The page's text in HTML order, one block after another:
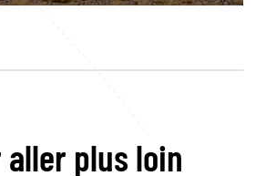
aller plus loin